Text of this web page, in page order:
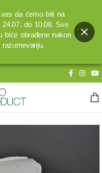
da ćemo biti na
do 10.08. Sve
biće obrađene nakon